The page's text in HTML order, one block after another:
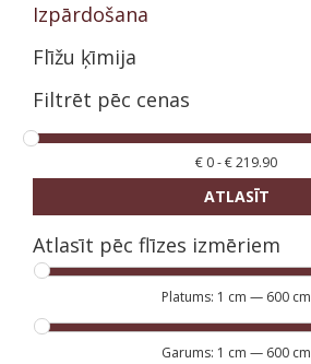
Izpārdošana
Flīžu ķīmija
Filtrēt pēc cenas
€ 0-€219.90
ATLASĪT
Atlasīt pēc flīzes izmēriem
Platums: 1 cm — 600 cm
Garums: 1 cm — 600 cm